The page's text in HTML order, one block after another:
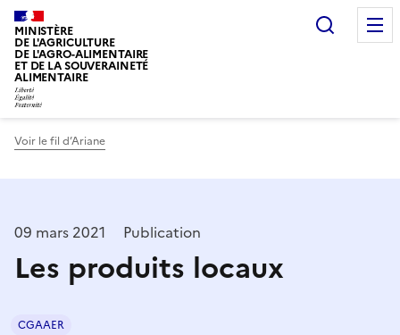
MINISTÈRE
DE L'AGRICULTURE
DE L'AGRO-ALIMENTAIRE
ET DE LA SOUVERAINETÉ
ALIMENTAIRE
Voir le fil d’Ariane
09 mars 2021 Publication
Les produits locaux
CGAAER